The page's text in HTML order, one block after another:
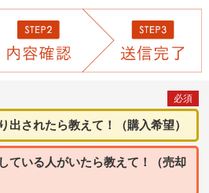
必須
出されたら教えて！（購入希望）
ている人がいたら教えて！（売却